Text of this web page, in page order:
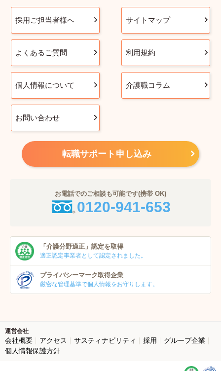
採用ご担当者様へ サイトマップ
よくあるご質問 利用規約
個人情報について 介護職コラム
お問い合わせ
転職サポート申し込み
お電話でのご相談も可能です(携帯 OK)
0120-941-653
「介護分野適正」 認定を取得
適正認定事業者として認定されました。
プライバシーマーク取得企業
厳密な管理基準で個人情報をお守りします。
運営会社
会社概要 アクセス サスティナビリティ 採用
グループ企業
個人情報保護方針